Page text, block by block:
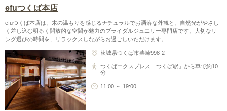
efuつくば本店
efuつくば本店は、木の温もりを感じるナチュラルでお洒落な外観と、自然光がやさし
く差し込む明るく開放的な空間が魅力のブライダルジュエリー専門店です。大切なリ
ング選びの時間を、リラックスしながらお過ごしいただけます。
茨城県つくば市柴崎998-2
つくばエクスプレス「つくば駅」から車で約10
分
11:00 ～ 19:00